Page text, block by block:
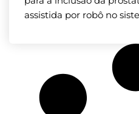
assistida por robô no